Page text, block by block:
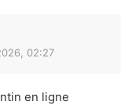
02:27
en ligne